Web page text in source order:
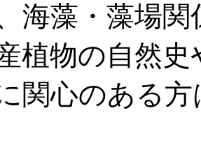
海藻・藻場
植物の自然
関心のある